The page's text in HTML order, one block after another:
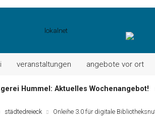
veranstaltungen angebote vor ort
Hummel: Aktuelles Wochenangebot!
städtedreieck Onleihe 3.0 für digitale